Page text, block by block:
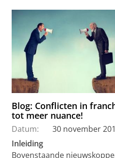
Blog: Conflicten in
tot meer nuance!
Datum:
30 november
Inleiding
Bovenstaande